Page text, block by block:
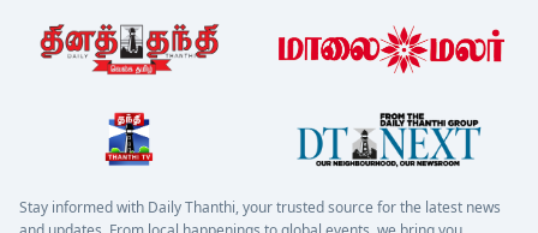
Stay informed with Daily Thanthi, your trusted source for the latest news